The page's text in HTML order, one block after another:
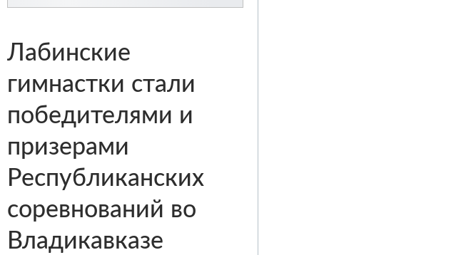
Лабинские
гимнастки стали
победителями и
призерами
Республиканских
соревнований во
Владикавказе